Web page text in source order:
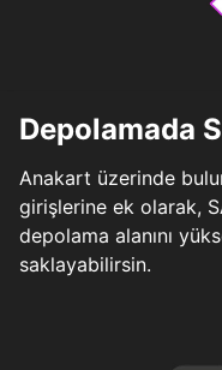
Depolamada
Anakart üzerinde
girişlerine ek olarak,
depolama alanını
saklayabilirsin.